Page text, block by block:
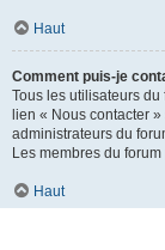
Haut
Comment puis-je
Tous les utilisateurs
lien « Nous contacter
administrateurs du
Les membres du
Haut